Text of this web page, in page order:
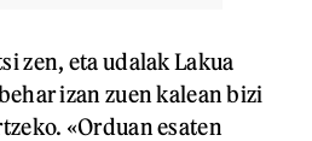
zen, eta udalak Lakua
izan zuen kalean bizi
«Orduan esaten